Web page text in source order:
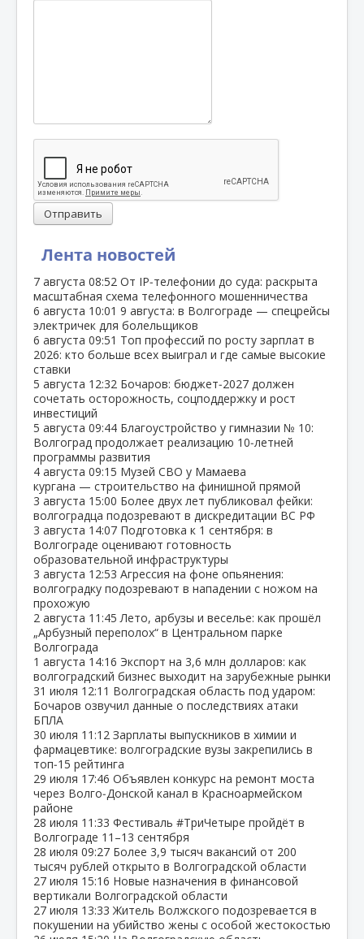
Лента новостей
7 августа 08:52 От IP‑телефонии до суда: раскрыта
масштабная схема телефонного мошенничества
6 августа 10:01 9 августа: в Волгограде — спецрейсы
электричек для болельщиков
6 августа 09:51 Топ профессий по росту зарплат в
2026: кто больше всех выиграл и где самые высокие
ставки
5 августа 12:32 Бочаров: бюджет‑2027 должен
сочетать осторожность, соцподдержку и рост
инвестиций
5 августа 09:44 Благоустройство у гимназии № 10:
Волгоград продолжает реализацию 10‑летней
программы развития
4 августа 09:15 Музей СВО у Мамаева
кургана — строительство на финишной прямой
3 августа 15:00 Более двух лет публиковал фейки:
волгоградца подозревают в дискредитации ВС РФ
3 августа 14:07 Подготовка к 1 сентября: в
Волгограде оценивают готовность
образовательной инфраструктуры
3 августа 12:53 Агрессия на фоне опьянения:
волгоградку подозревают в нападении с ножом на
прохожую
2 августа 11:45 Лето, арбузы и веселье: как прошёл
„Арбузный переполох“ в Центральном парке
Волгограда
1 августа 14:16 Экспорт на 3,6 млн долларов: как
волгоградский бизнес выходит на зарубежные рынки
31 июля 12:11 Волгоградская область под ударом:
Бочаров озвучил данные о последствиях атаки
БПЛА
30 июля 11:12 Зарплаты выпускников в химии и
фармацевтике: волгоградские вузы закрепились в
топ‑15 рейтинга
29 июля 17:46 Объявлен конкурс на ремонт моста
через Волго‑Донской канал в Красноармейском
районе
28 июля 11:33 Фестиваль #ТриЧетыре пройдёт в
Волгограде 11–13 сентября
28 июля 09:27 Более 3,9 тысяч вакансий от 200
тысяч рублей открыто в Волгоградской области
27 июля 15:16 Новые назначения в финансовой
вертикали Волгоградской области
27 июля 13:33 Житель Волжского подозревается в
покушении на убийство жены с особой жестокостью
Отправить